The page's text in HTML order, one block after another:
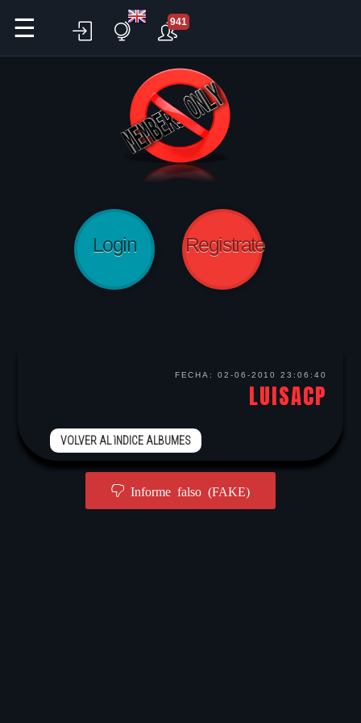
941
☰
Login Registrate
FECHA:02-06-2010 23:06:40
LUISACP
VOLVER AL ìNDICE ALBUMES
Informe falso (FAKE)